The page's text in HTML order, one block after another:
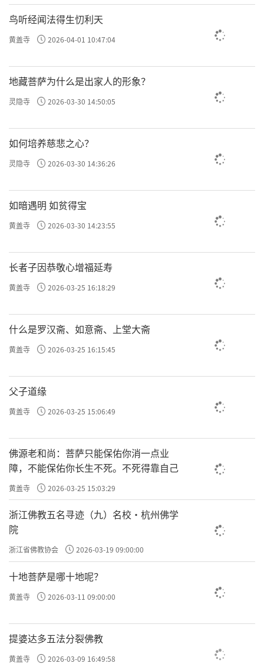
鸟听经闻法得生忉利天
黄盖寺 2026-04-01 10:47:04
地藏菩萨为什么是出家人的形象？
灵隐寺 2026-03-30 14:50:05
如何培养慈悲之心？
灵隐寺 2026-03-30 14:36:26
如暗遇明 如贫得宝
黄盖寺 2026-03-30 14:23:55
长者子因恭敬心增福延寿
黄盖寺 2026-03-25 16:18:29
什么是罗汉斋、如意斋、上堂大斋
黄盖寺 2026-03-25 16:15:45
父子道缘
黄盖寺 2026-03-25 15:06:49
佛源老和尚：菩萨只能保佑你消一点业
障，不能保佑你长生不死。不死得靠自己
黄盖寺 2026-03-25 15:03:29
浙江佛教五名寻迹（九）名校·杭州佛学
院
浙江省佛教协会 2026-03-19 09:00:00
十地菩萨是哪十地呢？
黄盖寺 2026-03-11 09:00:00
提婆达多五法分裂佛教
黄盖寺 2026-03-09 16:49:58